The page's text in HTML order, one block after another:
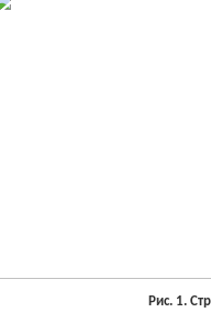
Рис. 1.